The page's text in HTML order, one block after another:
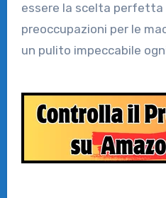
essere la scelta perfetta
preoccupazioni per le
un pulito impeccabile